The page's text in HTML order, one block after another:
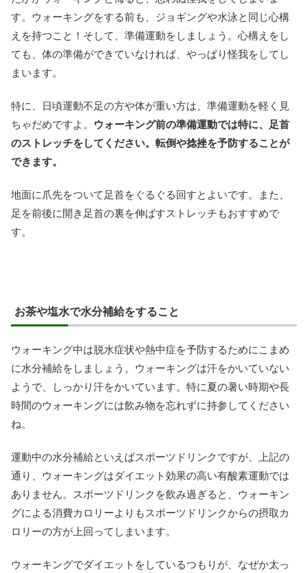
す。ウォーキングをする前も、ジョギングや水泳と同じ心構
えを持つこと！そして、準備運動をしましょう。心構えをし
ても、体の準備ができていなければ、やっぱり怪我をしてし
まいます。
特に、日頃運動不足の方や体が重い方は、準備運動を軽く見
ちゃだめですよ。 ウォーキング前の準備運動では特に、足首
のストレッチをしてください。転倒や捻挫を予防することが
できます。
地面に爪先をついて足首をぐるぐる回すとよいです。また、
足を前後に開き足首の裏を伸ばすストレッチもおすすめで
す。
お茶や塩水で水分補給をすること
ウォーキング中は脱水症状や熱中症を予防するためにこまめ
に水分補給をしましょう。ウォーキングは汗をかいていない
ようで、しっかり汗をかいています。特に夏の暑い時期や長
時間のウォーキングには飲み物を忘れずに持参してください
ね。
運動中の水分補給といえばスポーツドリンクですが、上記の
通り、ウォーキングはダイエット効果の高い有酸素運動では
ありません。スポーツドリンクを飲み過ぎると、ウォーキン
グによる消費カロリーよりもスポーツドリンクからの摂取カ
ロリーの方が上回ってしまいます。
ウォーキングでダイエットをしているつもりが、なぜか太っ